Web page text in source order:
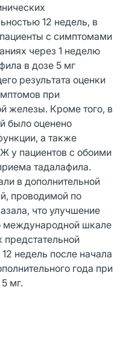
12 недель, в
с симптомами
через 1 неделю
в дозе 5 мг
результата оценки
при
железы. Кроме того, в
было оценено
а также
у пациентов с обоими
тадалафила.
в дополнительной
проводимой по
что улучшение
международной шкале
недель после начала
года при
мг.